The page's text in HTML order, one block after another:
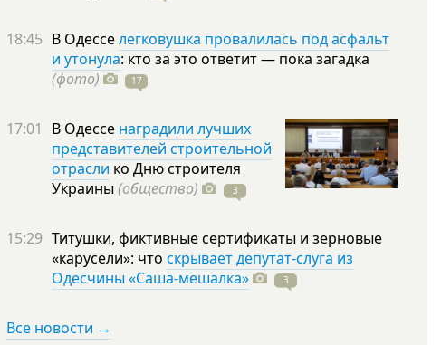
18:45 В Одесселегковушка провалилась под асфальт
и утонула: кто за это ответит — пока загадка
(фото)
17
17:01 В Одессе наградили лучших
представителей строительной
отрасли ко Дню строителя
Украины (общество) 3
15:29 Титушки, фиктивные сертификаты и зерновые
«карусели»: что скрывает депутат-слуга из
Одесчины «Саша-мешалка»
3
Все новости →